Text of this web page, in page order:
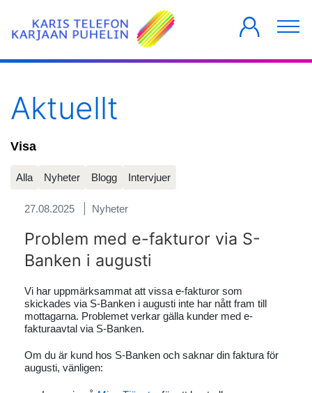
FÖRETAG
Aktuellt
Visa
Alla Nyheter Blogg Intervjuer
27.08.2025 Nyheter
Problem med e-fakturor via S-
Banken i augusti
Vi har uppmärksammat att vissa e-fakturor som
skickades via S-Banken i augusti inte har nått fram till
mottagarna. Problemet verkar gälla kunder med e-
fakturaavtal via S-Banken.
Om du är kund hos S-Banken och saknar din faktura för
augusti, vänligen: